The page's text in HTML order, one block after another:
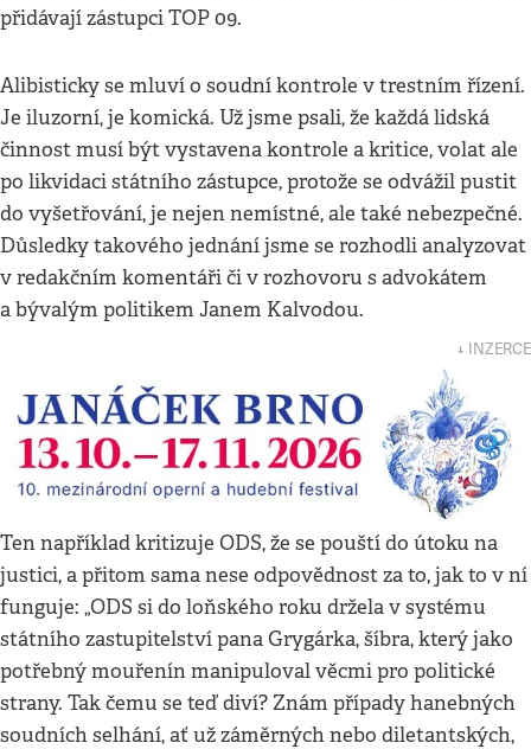
přidávají zástupci TOP 09.
Alibisticky se mluví o soudní kontrole v trestním řízení.
Je iluzorní, je komická. Už jsme psali, že každá lidská
činnost musí být vystavena kontrole a kritice, volat ale
po likvidaci státního zástupce, protože se odvážil pustit
do vyšetřování, je nejen nemístné, ale také nebezpečné.
Důsledky takového jednání jsme se rozhodli analyzovat
v redakčním komentáři či v rozhovoru s advokátem
a bývalým politikem Janem Kalvodou.
↓ INZERCE
Ten například kritizuje ODS, že se pouští do útoku na
justici, a přitom sama nese odpovědnost za to, jak to v ní
funguje: „ODS si do loňského roku držela v systému
státního zastupitelství pana Grygárka, šíbra, který jako
potřebný mouřenín manipuloval věcmi pro politické
strany. Tak čemu se teď diví? Znám případy hanebných
soudních selhání, ať už záměrných nebo diletantských,